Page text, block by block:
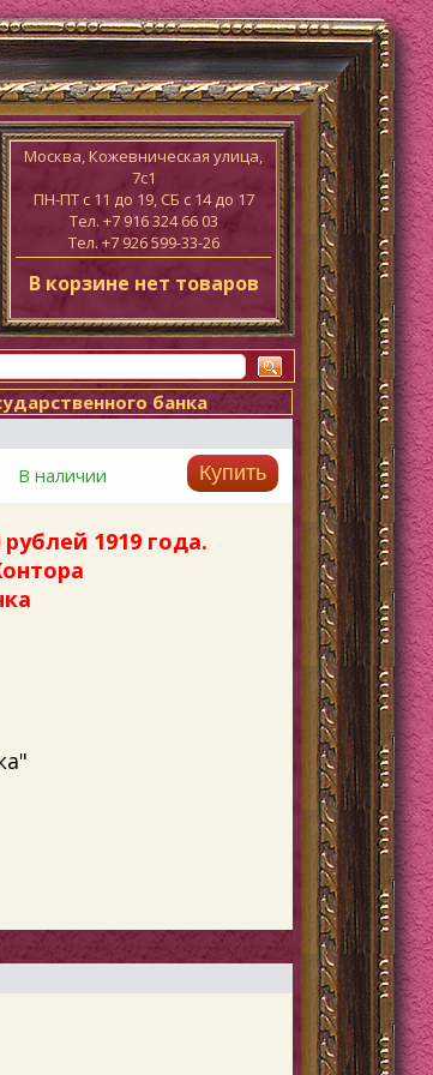
Москва, Кожевническая улица,
7с1
ПН-ПТ c 11 до 19, СБ с 14 до 17
Тел. +7 916 324 66 03
Тел. +7 926 599-33-26
В корзине нет товаров
банка
В наличии Купить
1919 года.